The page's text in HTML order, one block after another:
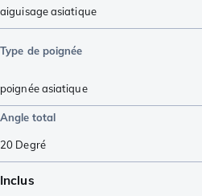
aiguisage asiatique
Type de poignée
poignée asiatique
Angle total
20 Degré
Inclus